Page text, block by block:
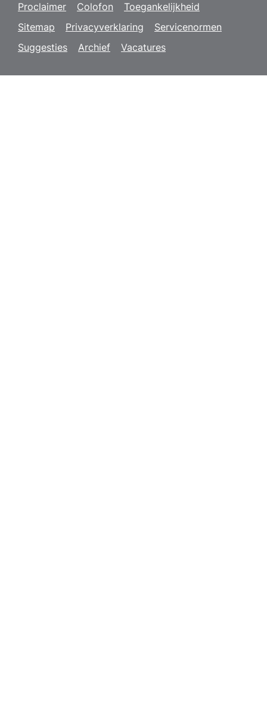
Proclaimer Colofon
Toegankelijkheid
Sitemap
Privacyverklaring
Servicenormen
Suggesties
Archief Vacatures